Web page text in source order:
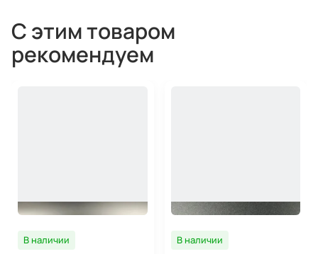
С этим товаром
рекомендуем
В наличии
В наличии